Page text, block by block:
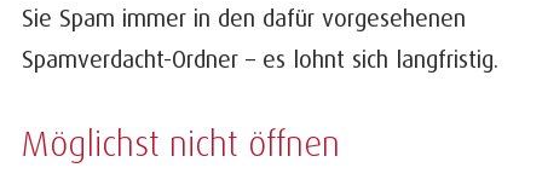
Sie Spam immer in den dafür vorgesehenen
Spamverdacht-Ordner – es lohnt sich langfristig.
Möglichst nicht öffnen